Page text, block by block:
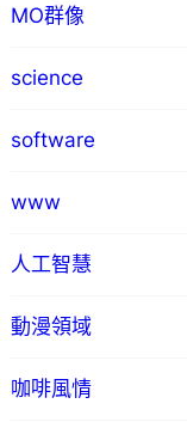
MO群像
science
software
www
人工智慧
動漫領域
咖啡風情